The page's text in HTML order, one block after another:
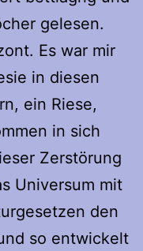
gelesen.
Es war mir
in diesen
ein Riese,
in sich
Zerstörung
Universum mit
den
so entwickelt